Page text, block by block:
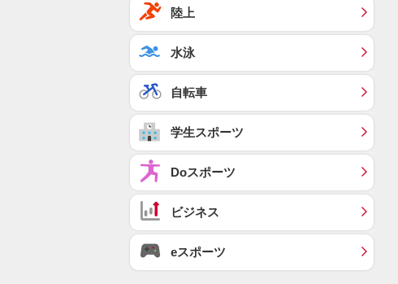
陸上
水泳
自転車
学生スポーツ
Doスポーツ
ビジネス
eスポーツ